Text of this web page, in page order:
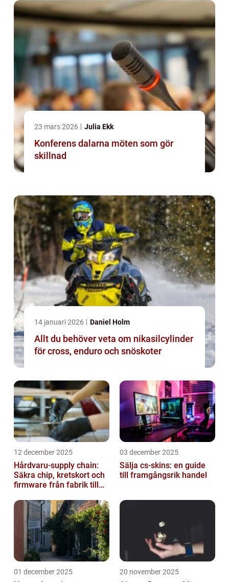
23 mars 2026 Julia Ekk
Konferens dalarna möten som gör
skillnad
14 januari 2026 Daniel Holm
Allt du behöver veta om nikasilcylinder
för cross, enduro och snöskoter
12 december 2025
Hårdvaru-supply chain:
Säkra chip, kretskort och
firmware från fabrik till
03 december 2025
Sälja cs-skins: en guide
till framgångsrik handel
01 december 2025 20 november 2025